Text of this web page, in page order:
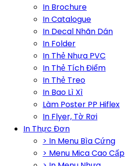
In Brochure
In Catalogue
In Decal Nhãn Dán
In Folder
In Thẻ Nhựa PVC
In Thẻ Tích Điểm
In Thẻ Treo
In Bao Lì Xì
Làm Poster PP Hiflex
In Flyer, Tờ Rơi
In Thực Đơn
> In Menu Bìa Cứng
> Menu Mica Cao Cấp